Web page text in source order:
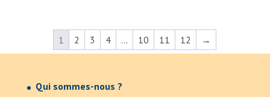
1 2 3 4 … 10 11 12 →
Qui sommes-nous ?